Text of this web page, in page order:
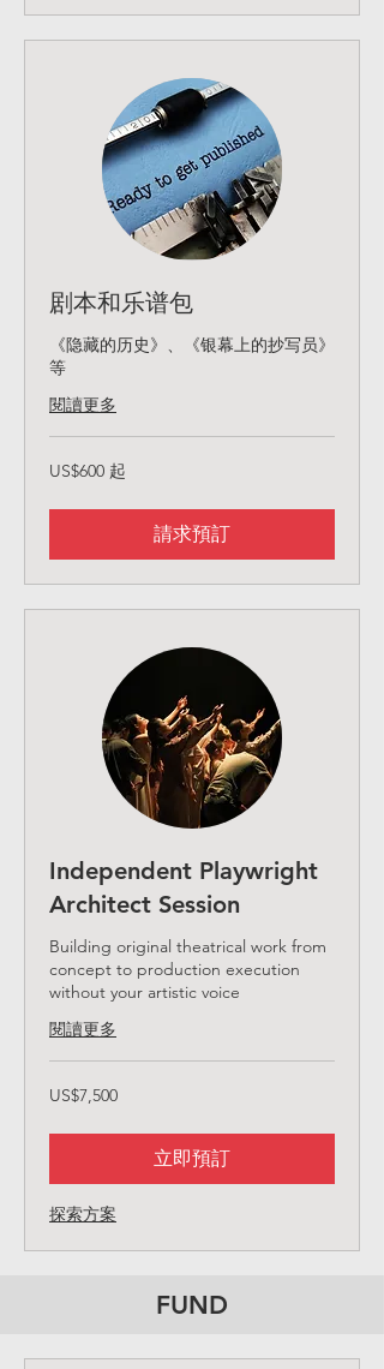
剧本和乐谱包
《隐藏的历史》、《银幕上的抄写员》
等
閱讀更多
600
美
起
US$600 起
請求預訂
Independent Playwright
Architect Session
Building original theatrical work from
concept to production execution
without your artistic voice
閱讀更多
7,500
美
US$7,500
立即預訂
探索方案
FUND